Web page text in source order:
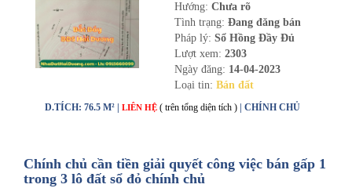
Hướng: Chưa rõ
Tình trạng: Đang đăng bán
Pháp lý: Sổ Hồng Đầy Đủ
Lượt xem: 2303
Ngày đăng: 14-04-2023
Loại tin: Bán đất
D.TÍCH: 76.5 M² | LIÊN HỆ ( trên tổng diện tích ) | CHÍNH CHỦ
Chính chủ cần tiền giải quyết công việc bán gấp 1
trong 3 lô đất sổ đỏ chính chủ